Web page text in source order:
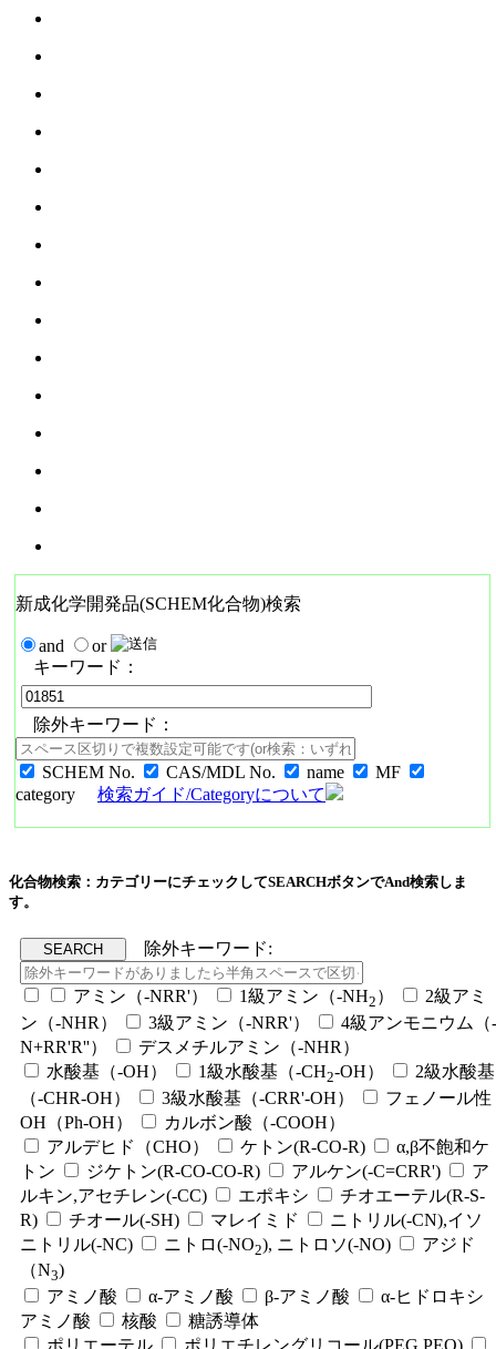
新成化学開発品(SCHEM化合物)検索
and
or
キーワード：
除外キーワード：
SCHEM No. CAS/MDL No. name
MF
category
検索ガイド/Categoryについて
化合物検索：カテゴリーにチェックしてSEARCHボタンでAnd検索しま
す。
除外キーワード:
アミン（-NRR'） 1級アミン（-NH2 ）
2級アミ
ン（-NHR）
3級アミン（-NRR'）
4級アンモニウム（-
N+RR'R''）
デスメチルアミン（-NHR）
水酸基（-OH）
1級水酸基（-CH2-OH）
2級水酸基
（-CHR-OH）
3級水酸基（-CRR'-OH）
フェノール性
OH（Ph-OH）
カルボン酸（-COOH）
アルデヒド（CHO）
ケトン(R-CO-R)
α,β不飽和ケ
トン
ジケトン(R-CO-CO-R) アルケン(-C=CRR')
ア
ルキン,アセチレン(-CC)
エポキシ
チオエーテル(R-S-
R)
チオール(-SH) マレイミド
ニトリル(-CN),イソ
ニトリル(-NC)
ニトロ(-NO2), ニトロソ(-NO)
アジド
（N3)
アミノ酸
α-アミノ酸 β-アミノ酸
α-ヒドロキシ
アミノ酸
核酸
糖誘導体